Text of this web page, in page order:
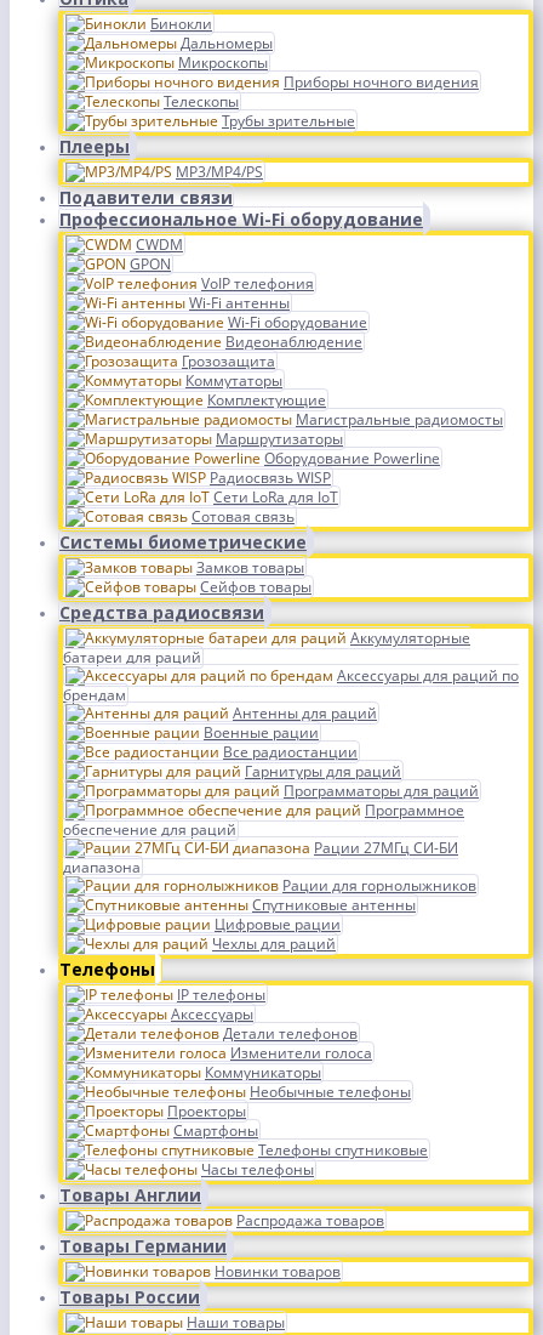
Бинокли
Дальномеры
Микроскопы
Приборы ночного видения
Телескопы
Трубы зрительные
Плееры
MP3/MP4/PS
Подавители связи
Профессиональное Wi-Fi оборудование
CWDM
GPON
VoIP телефония
Wi-Fi антенны
Wi-Fi оборудование
Видеонаблюдение
Грозозащита
Коммутаторы
Комплектующие
Магистральные радиомосты
Маршрутизаторы
Оборудование Powerline
Радиосвязь WISP
Сети LoRa для IoT
Сотовая связь
Системы биометрические
Замков товары
Сейфов товары
Средства радиосвязи
Аккумуляторные
батареи для раций
Аксессуары для раций по
брендам
Антенны для раций
Военные рации
Все радиостанции
Гарнитуры для раций
Программаторы для раций
Программное
обеспечение для раций
Рации 27МГц СИ-БИ
диапазона
Рации для горнолыжников
Спутниковые антенны
Цифровые рации
Чехлы для раций
Телефоны
IP телефоны
Аксессуары
Детали телефонов
Изменители голоса
Коммуникаторы
Необычные телефоны
Проекторы
Смартфоны
Телефоны спутниковые
Часы телефоны
Товары Англии
Распродажа товаров
Товары Германии
Новинки товаров
Товары России
Наши товары